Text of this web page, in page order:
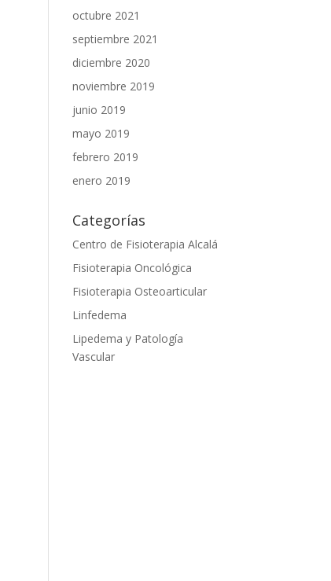
octubre 2021
septiembre 2021
diciembre 2020
noviembre 2019
junio 2019
mayo 2019
febrero 2019
enero 2019
Categorías
Centro de Fisioterapia Alcalá
Fisioterapia Oncológica
Fisioterapia Osteoarticular
Linfedema
Lipedema y Patología
Vascular